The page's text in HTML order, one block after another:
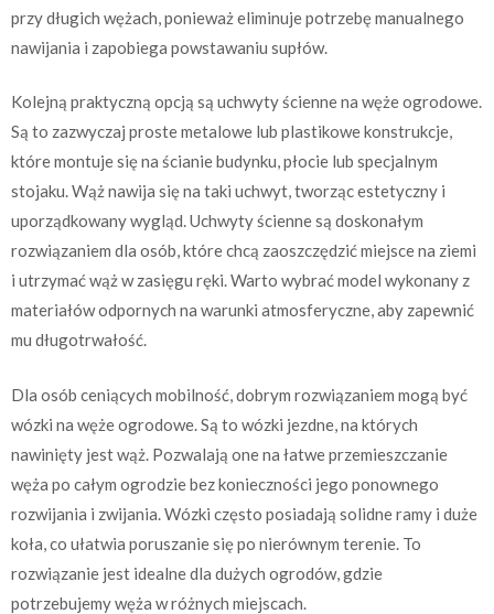
przy długich wężach, ponieważ eliminuje potrzebę manualnego
nawijania i zapobiega powstawaniu supłów.
Kolejną praktyczną opcją są uchwyty ścienne na węże ogrodowe.
Są to zazwyczaj proste metalowe lub plastikowe konstrukcje,
które montuje się na ścianie budynku, płocie lub specjalnym
stojaku. Wąż nawija się na taki uchwyt, tworząc estetyczny i
uporządkowany wygląd. Uchwyty ścienne są doskonałym
rozwiązaniem dla osób, które chcą zaoszczędzić miejsce na ziemi
i utrzymać wąż w zasięgu ręki. Warto wybrać model wykonany z
materiałów odpornych na warunki atmosferyczne, aby zapewnić
mu długotrwałość.
Dla osób ceniących mobilność, dobrym rozwiązaniem mogą być
wózki na węże ogrodowe. Są to wózki jezdne, na których
nawinięty jest wąż. Pozwalają one na łatwe przemieszczanie
węża po całym ogrodzie bez konieczności jego ponownego
rozwijania i zwijania. Wózki często posiadają solidne ramy i duże
koła, co ułatwia poruszanie się po nierównym terenie. To
rozwiązanie jest idealne dla dużych ogrodów, gdzie
potrzebujemy węża w różnych miejscach.